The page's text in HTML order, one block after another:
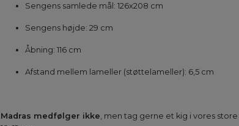
Sengens samlede mål: 126x208 cm
Sengens højde: 29 cm
Åbning: 116 cm
Afstand mellem lameller (støttelameller): 6,5 cm
Madras medfølger ikke , men tag gerne et kig i vores